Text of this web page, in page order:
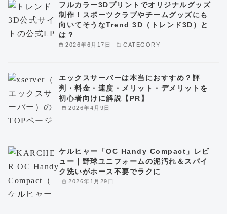
2026年6月17日 CATEGORY
フルカラー3Dプリントでオリジナルグッズ
制作！スポーツクラブやチームグッズにも
向いてそうなTrend 3D（トレンド3D）と
は？
2026年4月9日
エックスサーバーは本当におすすめ？評
判・料金・速度・メリット・デメリットを
初心者向けに解説【PR】
2026年1月29日
ケルヒャー「OC Handy Compact」レビ
ュー｜野球ユニフォームの泥汚れ＆スパイ
ク洗いがホース不要でラクに